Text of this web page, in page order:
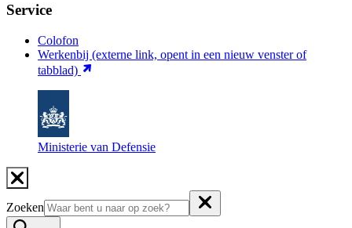
Service
Colofon
Werkenbij (externe link, opent in een nieuw venster of
tabblad)
Ministerie van Defensie
Zoeken